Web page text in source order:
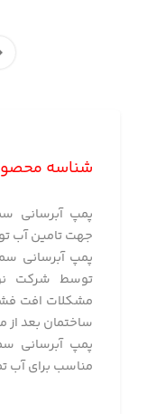
شناسه
پمپ آبرسانی
جهت تامین آب
پمپ آبرسانی
توسط شرکت
مشکلات افت
ساختمان بعد از
پمپ آبرسانی
مناسب برای آب